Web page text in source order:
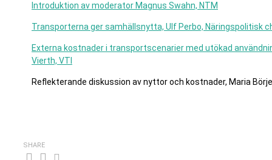
Introduktion av moderator Magnus Swahn, NTM
Transporterna ger samhällsnytta, Ulf Perbo, Näringspolitisk
Externa kostnader i transportscenarier med utökad
Vierth, VTI
Reflekterande diskussion av nyttor och kostnader, Maria
SHARE